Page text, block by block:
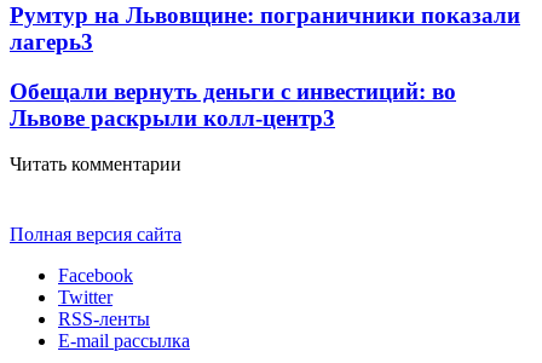
Румтур на Львовщине: пограничники показали
лагерь3
Обещали вернуть деньги с инвестиций: во
Львове раскрыли колл-центр3
Читать комментарии
Полная версия сайта
Facebook
Twitter
RSS-ленты
E-mail рассылка